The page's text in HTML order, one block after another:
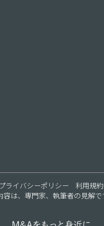
プライバシーポリシー 利用規約
は、専門家、執筆者の見解で